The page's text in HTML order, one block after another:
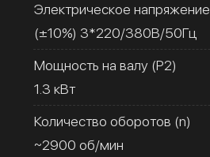
Электрическое напряжение
(±10%) 3*220/380В/50Гц
Мощность на валу (Р2)
1.3 кВт
Количество оборотов (n)
~2900 об/мин